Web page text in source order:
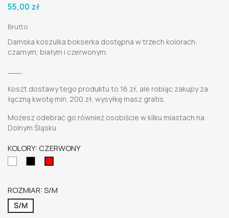
55,00 zł
Brutto
Damska koszulka bokserka dostępna w trzech kolorach:
czarnym, białym i czerwonym.
Koszt dostawy tego produktu to 16 zł, ale robiąc zakupy za
łączną kwotę min. 200 zł, wysyłkę masz gratis.
Możesz odebrać go również osobiście w kilku miastach na
Dolnym Śląsku.
KOLORY: CZERWONY
ROZMIAR: S/M
S/M